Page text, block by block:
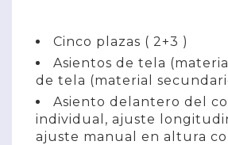
Cinco plazas ( 2+3 )
Asientos de tela
de tela (material
Asiento delantero del
individual, ajuste
ajuste manual en altura